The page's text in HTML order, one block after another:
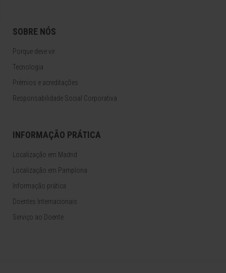
SOBRE NÓS
Porque deve vir
Tecnologia
Prémios e acreditações
Responsabilidade Social Corporativa
INFORMAÇÃO PRÁTICA
Localização em Madrid
Localização em Pamplona
Informação prática
Doentes Internacionais
Serviço ao Doente